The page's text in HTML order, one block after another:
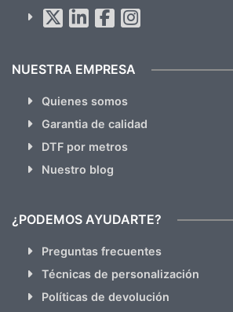
hacemos Spam)
NUESTRA EMPRESA
Quienes somos
Garantia de calidad
DTF por metros
Nuestro blog
¿PODEMOS AYUDARTE?
Preguntas frecuentes
Técnicas de personalización
Políticas de devolución